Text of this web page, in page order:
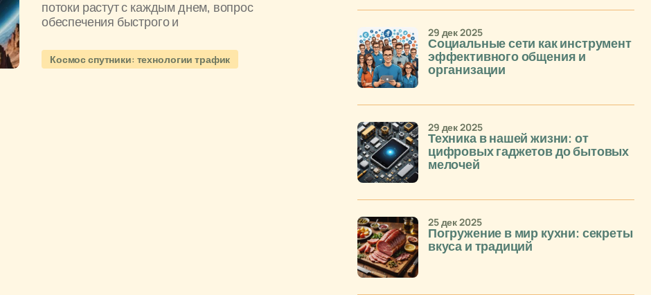
потоки растут с каждым днем, вопрос
обеспечения быстрого и
Космос спутники: технологии трафик
Социальные сети как инструмент
эффективного общения и
организации
29 дек 2025
Техника в нашей жизни: от
цифровых гаджетов до бытовых
мелочей
29 дек 2025
Погружение в мир кухни: секреты
вкуса и традиций
25 дек 2025